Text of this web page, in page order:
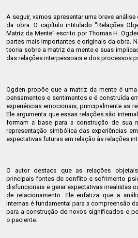
A seguir, vamos apresentar uma breve
da obra. O capítulo intitulado "Relações
Matriz da Mente" escrito por Thomas H.
partes mais importantes e originais da obra.
teoria sobre a matriz da mente e suas
das relações interpessoais e dos processos
Ogden propõe que a matriz da mente é
pensamentos e sentimentos e é construída
experiências emocionais, principalmente as
Ele argumenta que essas relações são
formam a base para a construção de sua
representação simbólica das experiências
expectativas futuras em relação às relações
O autor destaca que as relações
principais fontes de conflito e sofrimento
disfuncionais e gerar expectativas irrealistas
de relacionamento. Ele enfatiza que a
internas é fundamental para a compreensão
para a construção de novos significados e
o paciente.